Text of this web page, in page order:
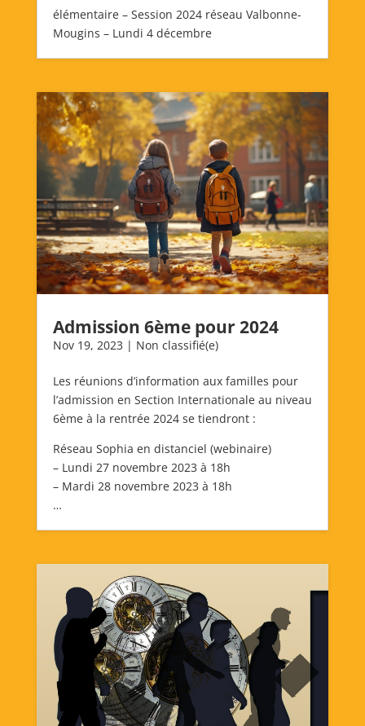
élémentaire – Session 2024 réseau Valbonne-
Mougins – Lundi 4 décembre
Admission 6ème pour 2024
Nov 19, 2023 | Non classifié(e)
Les réunions d’information aux familles pour
l’admission en Section Internationale au niveau
6ème à la rentrée 2024 se tiendront :
Réseau Sophia en distanciel (webinaire)
– Lundi 27 novembre 2023 à 18h
– Mardi 28 novembre 2023 à 18h
…